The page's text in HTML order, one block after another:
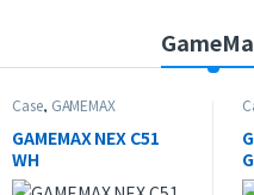
Case, GAMEMAX
GAMEMAX NEX C51
WH
Gaming Case